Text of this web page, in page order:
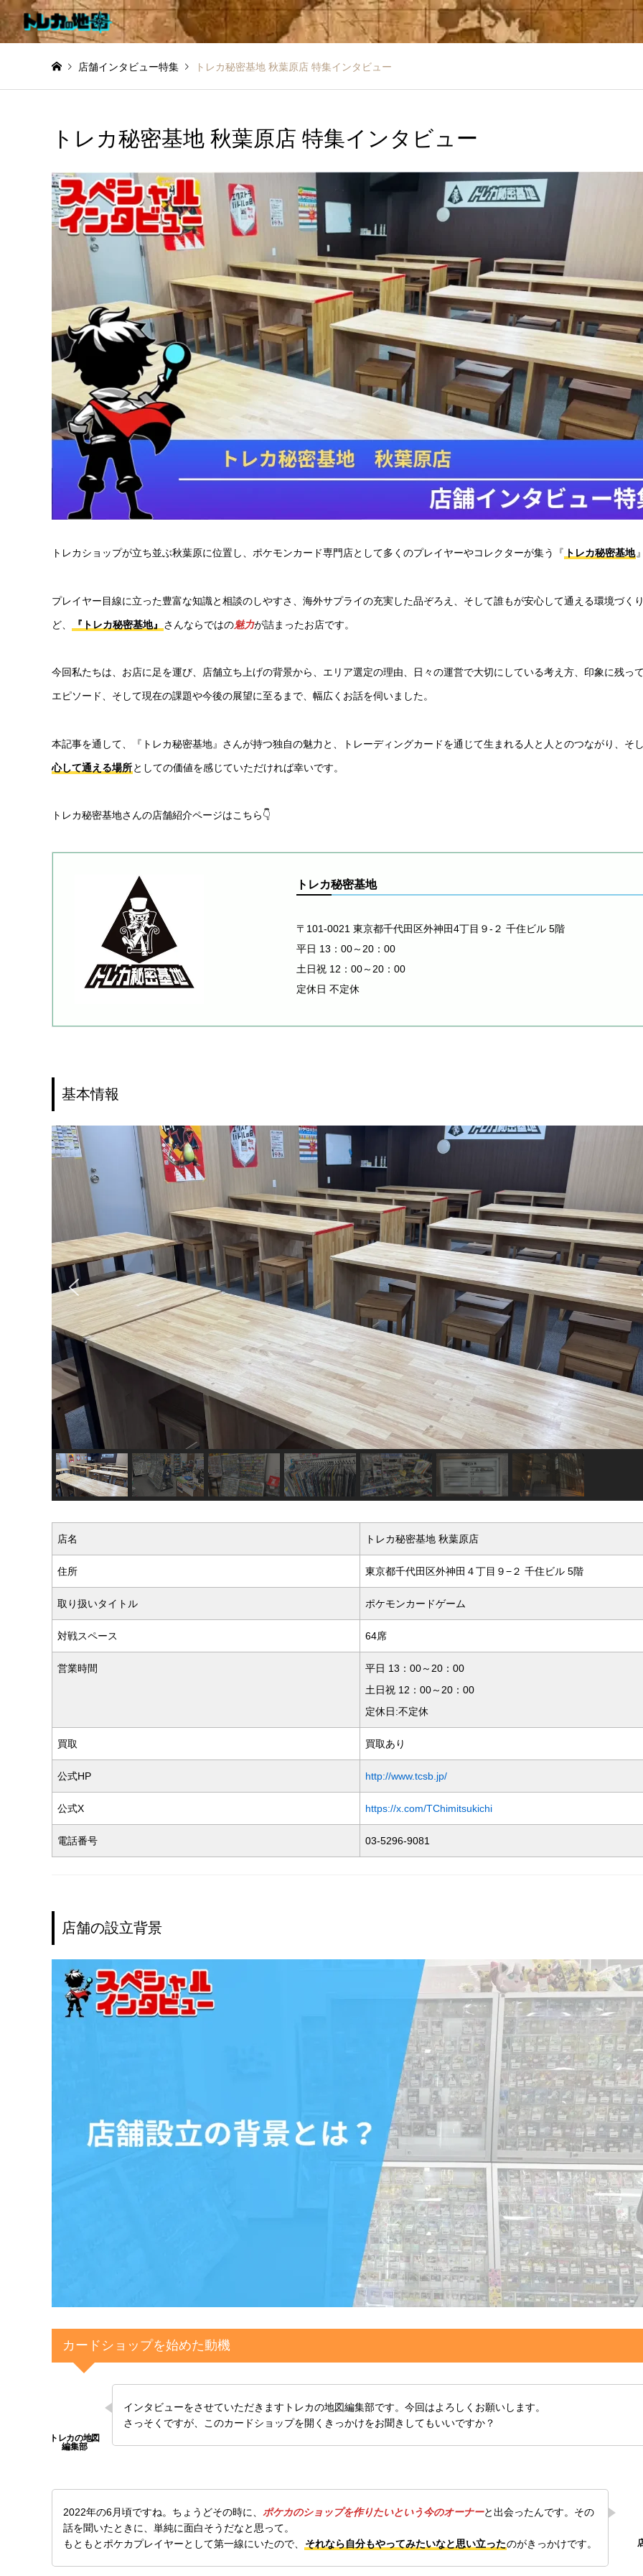
店舗インタビュー特集 トレカ秘密基地 秋葉原店 特集インタビュー
トレカ秘密基地 秋葉原店 特集インタビュー
トレカショップが立ち並ぶ秋葉原に位置し、ポケモンカード専門店として多くのプレイヤーやコレクターが集う『 トレカ秘密基地
プレイヤー目線に立った豊富な知識と相談のしやすさ、海外サプライの充実した品ぞろえ、そして誰もが安心して通える環境づく
ど、 『トレカ秘密基地』 さんならではの魅力が詰まったお店です。
今回私たちは、お店に足を運び、店舗立ち上げの背景から、エリア選定の理由、日々の運営で大切にしている考え方、印象に残っ
エピソード、そして現在の課題や今後の展望に至るまで、幅広くお話を伺いました。
本記事を通して、『トレカ秘密基地』さんが持つ独自の魅力と、トレーディングカードを通じて生まれる人と人とのつながり、そ
心して通える場所としての価値を感じていただければ幸いです。
トレカ秘密基地さんの店舗紹介ページはこちら👇
トレカ秘密基地
〒101-0021 東京都千代田区外神田4丁目９-２ 千住ビル 5階
平日 13：00～20：00
土日祝 12：00～20：00
定休日 不定休
基本情報
店名 トレカ秘密基地 秋葉原店
住所 東京都千代田区外神田４丁目９−２ 千住ビル 5階
取り扱いタイトル ポケモンカードゲーム
対戦スペース 64席
営業時間
平日 13：00～20：00
土日祝 12：00～20：00
定休日:不定休
買取 買取あり
公式HP http://www.tcsb.jp/
公式X https://x.com/TChimitsukichi
電話番号 03-5296-9081
店舗の設立背景
カードショップを始めた動機
インタビューをさせていただきますトレカの地図編集部です。今回はよろしくお願いします。
さっそくですが、このカードショップを開くきっかけをお聞きしてもいいですか？
2022年の6月頃ですね。ちょうどその時に、 ポケカのショップを作りたいという今のオーナーと出会ったんです。その
話を聞いたときに、単純に面白そうだなと思って。
もともとポケカプレイヤーとして第一線にいたので、
それなら自分もやってみたいなと思い立ったのがきっかけです。